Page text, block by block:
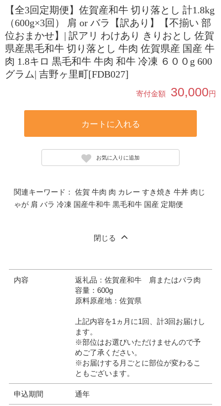
【全3回定期便】佐賀産和牛 切り落とし 計1.8kg
（600g×3回） 肩 or バラ【訳あり】【不揃い 部
位おまかせ】| 訳アリ わけあり きりおとし 佐賀
県産黒毛和牛 切り落とし 牛肉 佐賀県産 国産 牛
肉 1.8キロ 黒毛和牛 牛肉 和牛 冷凍 ６００g 600
グラム| 吉野ヶ里町[FDB027]
寄付金額 30,000円
カートに入れる
お気に入りに追加
関連キーワード： 佐賀 牛肉 肉 カレー すき焼き 牛丼 肉じ
ゃが 肩 バラ 冷凍 国産牛和牛 黒毛和牛 国産 定期便
閉じる
内容
返礼品：佐賀産和牛 肩またはバラ肉
容量：600g
原料原産地：佐賀県
上記内容を1ヵ月に1回、計3回お届けし
ます。
※部位はお選びいただけませんので予
めご了承ください。
※お届けする月ごとに部位が変わるこ
ともございます。
申込期間 通年